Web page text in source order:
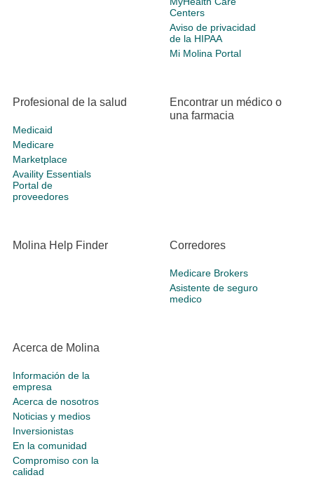
Centers
Aviso de privacidad
de la HIPAA
Mi Molina Portal
Profesional de la salud
Medicaid
Medicare
Marketplace
Availity Essentials
Portal de
proveedores
Encontrar un médico o
una farmacia
Molina Help Finder Corredores
Medicare Brokers
Asistente de seguro
medico
Acerca de Molina
Información de la
empresa
Acerca de nosotros
Noticias y medios
Inversionistas
En la comunidad
Compromiso con la
calidad